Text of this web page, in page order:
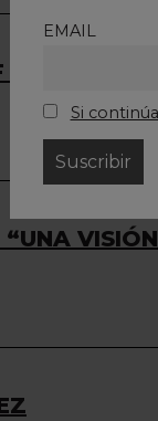
2023,
EMAIL
Si